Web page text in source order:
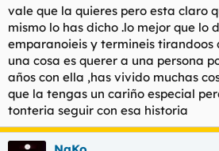
Quizás el que tiene más razón es
poco cobarde por no dar la estocada
vale que la quieres pero esta claro
mismo lo has dicho .lo mejor que lo
emparanoieis y termineis tirandoos
una cosa es querer a una persona
años con ella ,has vivido muchas
que la tengas un cariño especial
tonteria seguir con esa historia